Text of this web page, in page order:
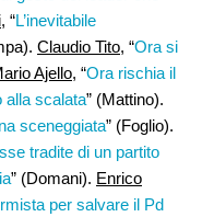
, “L’inevitabile
Claudio Tito, “Ora si
Ajello, “Ora rischia il
alla scalata” (Mattino).
sceneggiata” (Foglio).
tradite di un partito
” (Domani). Enrico
per salvare il Pd